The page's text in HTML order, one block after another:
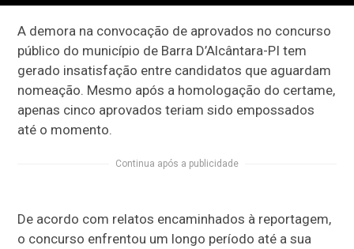
A demora na convocação de aprovados no concurso
público do município de Barra D’Alcântara-PI tem
gerado insatisfação entre candidatos que aguardam
nomeação. Mesmo após a homologação do certame,
apenas cinco aprovados teriam sido empossados
até o momento.
Continua após a publicidade
De acordo com relatos encaminhados à reportagem,
o concurso enfrentou um longo período até a sua